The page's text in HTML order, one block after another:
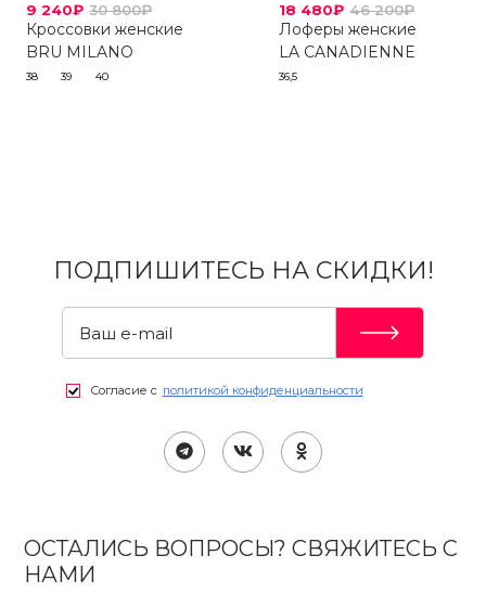
9 240₽ 30 800₽
Кроссовки женские
BRU MILANO
38 39 40
18 480₽ 46 200₽
Лоферы женские
LA CANADIENNE
36,5
ПОДПИШИТЕСЬ НА СКИДКИ!
Согласие с политикой конфиденциальности
ОСТАЛИСЬ ВОПРОСЫ? СВЯЖИТЕСЬ С
НАМИ